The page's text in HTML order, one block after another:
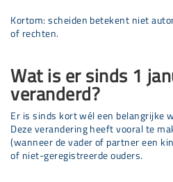
Kortom: scheiden betekent niet
of rechten.
Wat is er sinds 1
veranderd?
Er is sinds kort wél een belangrijke
Deze verandering heeft vooral te
(wanneer de vader of partner een
of niet-geregistreerde ouders.